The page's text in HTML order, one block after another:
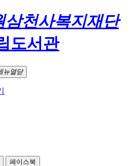
삼천사복지재단
도서관
뉴열닫
페이스북